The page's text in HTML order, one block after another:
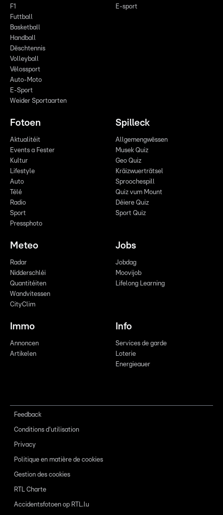
F1
Futtball
Basketball
Handball
Dëschtennis
Volleyball
Vëlossport
Auto-Moto
E-Sport
Weider Sportaarten
E-sport
Fotoen
Aktualitéit
Events a Fester
Kultur
Lifestyle
Auto
Télé
Radio
Sport
Pressphoto
Spilleck
Allgemengwëssen
Musek Quiz
Geo Quiz
Kräizwuerträtsel
Sproochespill
Quiz vum Mount
Déiere Quiz
Sport Quiz
Meteo
Radar
Nidderschléi
Quantitéiten
Wandvitessen
CityClim
Jobs
Jobdag
Moovijob
Lifelong Learning
Immo
Annoncen
Artikelen
Info
Services de garde
Loterie
Energieauer
Feedback
Conditions d'utilisation
Privacy
Politique en matière de cookies
Gestion des cookies
RTL Charte
Accidentsfotoen op RTL.lu